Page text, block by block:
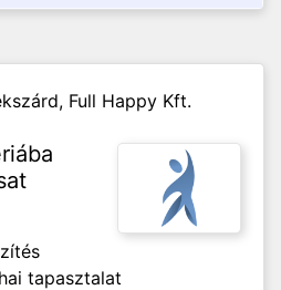
Full Happy Kft.
tapasztalat